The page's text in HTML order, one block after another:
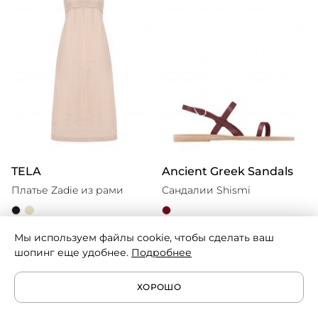
TELA
Платье Zadie из рами
25 560 ₽ 42 600 ₽
Ancient Greek Sandals
Сандалии Shismi
17 360 ₽
Мы используем файлы cookie, чтобы сделать ваш
шопинг еще удобнее. Подробнее
ХОРОШО